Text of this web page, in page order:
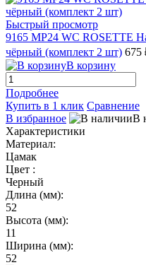
Быстрый просмотр
9165 MP24 WC ROSETTE
чёрный (комплект 2 шт) 675
В корзину
Подробнее
Купить в 1 клик Сравнение
В избранное
В
Характеристики
Материал:
Цамак
Цвет :
Черный
Длина (мм):
52
Высота (мм):
11
Ширина (мм):
52